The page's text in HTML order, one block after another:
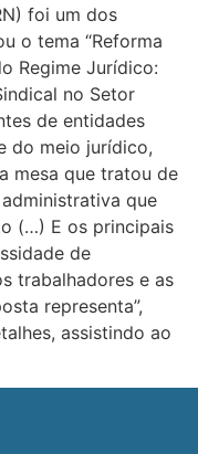
foi um dos
o tema “Reforma
Regime Jurídico:
no Setor
de entidades
do meio jurídico,
mesa que tratou de
que
(…) E os principais
de
trabalhadores e as
representa”,
assistindo ao